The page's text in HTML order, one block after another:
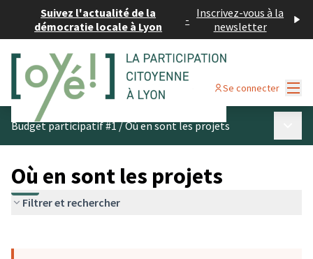
Suivez l'actualité de la
démocratie locale à Lyon
- Inscrivez-vous à la
newsletter
Se connecter
Budget participatif #1/Où en sont les projets
Où en sont les projets
Filtrer et rechercher